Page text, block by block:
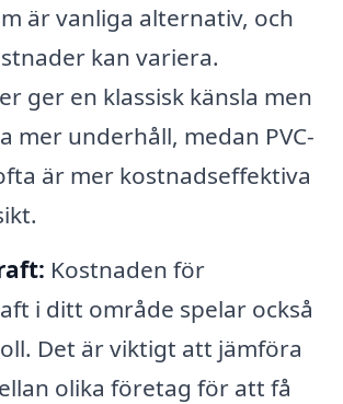
är vanliga alternativ, och
kan variera.
ger en klassisk känsla men
mer underhåll, medan PVC-
är mer kostnadseffektiva
Kostnaden för
i ditt område spelar också
Det är viktigt att jämföra
olika företag för att få